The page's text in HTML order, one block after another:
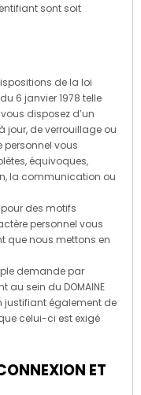
sont soit
de la loi
6 janvier 1978 telle
disposez d’un
jour, de verrouillage ou
personnel vous
équivoques,
la communication ou
des motifs
personnel vous
que nous mettons en
demande par
au sein du DOMAINE
justifiant également de
celui-ci est exigé
ET